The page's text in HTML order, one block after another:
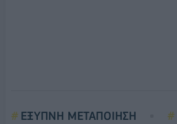
ΕΞΥΠΝΗ ΜΕΤΑΠΟΙΗΣΗ